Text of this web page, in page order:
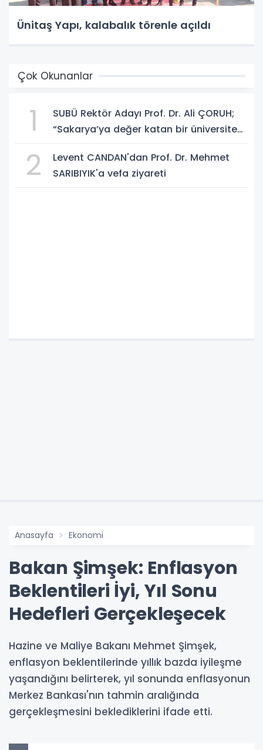
Ünitaş Yapı, kalabalık törenle açıldı
Çok Okunanlar
1
SUBÜ Rektör Adayı Prof. Dr. Ali ÇORUH;
“Sakarya’ya değer katan bir üniversite
2
Levent CANDAN'dan Prof. Dr. Mehmet
SARIBIYIK'a vefa ziyareti
Anasayfa Ekonomi
Bakan Şimşek: Enflasyon
Beklentileri İyi, Yıl Sonu
Hedefleri Gerçekleşecek
Hazine ve Maliye Bakanı Mehmet Şimşek,
enflasyon beklentilerinde yıllık bazda iyileşme
yaşandığını belirterek, yıl sonunda enflasyonun
Merkez Bankası'nın tahmin aralığında
gerçekleşmesini beklediklerini ifade etti.